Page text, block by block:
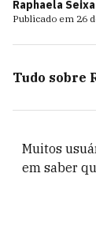
Raphaela
Publicado em 26
Tudo sobre
Muitos
em saber